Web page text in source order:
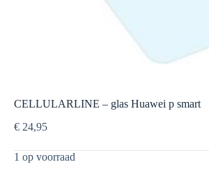
CELLULARLINE – glas Huawei p smart
€ 24,95
1 op voorraad